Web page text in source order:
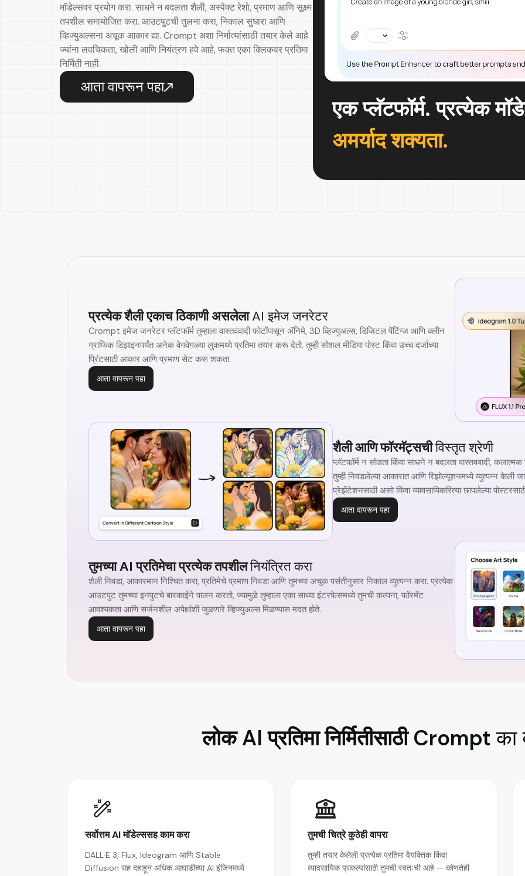
मॉडेल्सवर प्रयोग करा. साधने न बदलता शैली, अस्पेक्ट रेशो, प्रमाण आणि सूक्ष्म
तपशील समायोजित करा. आउटपुटची तुलना करा, निकाल सुधारा आणि
व्हिज्युअल्सना अचूक आकार द्या. Crompt अशा निर्मात्यांसाठी तयार केले आहे
ज्यांना लवचिकता, खोली आणि नियंत्रण हवे आहे, फक्त एका क्लिकवर प्रतिमा
निर्मिती नाही.
आता वापरून पहा
एक प्लॅटफॉर्म. प्रत्येक
अमर्याद शक्यता.
प्रत्येक शैली एकाच ठिकाणी असलेलाAI इमेज जनरेटर
Crompt इमेज जनरेटर प्लॅटफॉर्म तुम्हाला वास्तववादी फोटोंपासून ॲनिमे, 3D व्हिज्युअल्स, डिजिटल पेंटिंग्ज आणि क्लीन
ग्राफिक डिझाइनपर्यंत अनेक वेगवेगळ्या लुकमध्ये प्रतिमा तयार करू देतो. तुम्ही सोशल मीडिया पोस्ट किंवा उच्च दर्जाच्या
प्रिंटसाठी आकार आणि प्रमाण सेट करू शकता.
आता वापरून पहा
शैली आणि फॉरमॅट्सचीविस्तृत श्रेणी
प्लॅटफॉर्म न सोडता किंवा साधने न बदलता वास्तववादी,
तुम्ही निवडलेल्या आकारात आणि रिझोल्यूशनमध्ये व्युत्पन्न
प्रेझेंटेशनसाठी असो किंवा व्यावसायिकरित्या छापलेल्या
आता वापरून पहा
तुमच्या AI प्रतिमेचा प्रत्येक तपशीलनियंत्रित करा
शैली निवडा, आकारमान निश्चित करा, प्रतिमेचे प्रमाण निवडा आणि तुमच्या अचूक पसंतीनुसार निकाल व्युत्पन्न करा. प्रत्येक
आउटपुट तुमच्या इनपुटचे बारकाईने पालन करतो, ज्यामुळे तुम्हाला एका साध्या इंटरफेसमध्ये तुमची कल्पना, फॉरमॅट
आवश्यकता आणि सर्जनशील अपेक्षांशी जुळणारे व्हिज्युअल्स मिळण्यास मदत होते.
आता वापरून पहा
लोक AI प्रतिमा निर्मितीसाठी Cromptका
सर्वोत्तम AI मॉडेल्ससह काम करा
DALL·E 3, Flux, Ideogram आणि Stable
Diffusion सह दहाहून अधिक आघाडीच्या AI इंजिनमध्ये
तुमची चित्रे कुठेही वापरा
तुम्ही तयार केलेली प्रत्येक प्रतिमा वैयक्तिक किंवा
व्यावसायिक प्रकल्पांसाठी तुमची स्वतःची आहे — कोणतेही